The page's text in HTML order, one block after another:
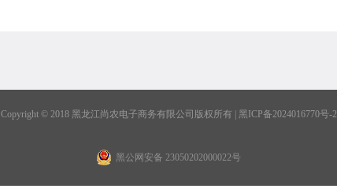
Copyright © 2018 黑龙江尚农电子商务有限公司版权所有 | 黑ICP备2024016770号-2
黑公网安备 23050202000022号